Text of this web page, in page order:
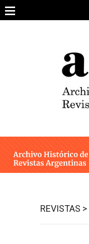
ARCHIVO DE REVISTAS
ESTUDIOS CRÍTICOS
INTEGRANTES
REVISTAS >